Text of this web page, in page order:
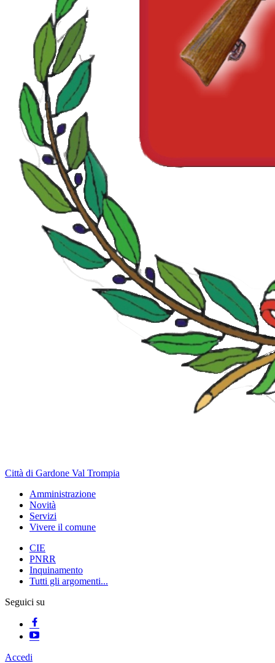
Città di Gardone Val Trompia
Amministrazione
Novità
Servizi
Vivere il comune
CIE
PNRR
Inquinamento
Tutti gli argomenti...
Seguici su
Accedi